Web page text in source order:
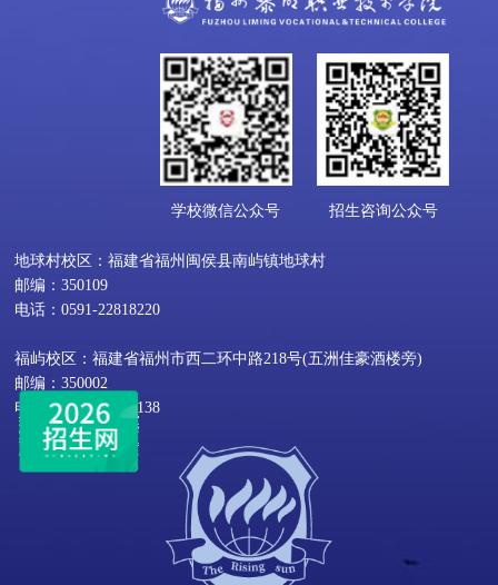
学校微信公众号 招生咨询公众号
地球村校区：福建省福州闽侯县南屿镇地球村
邮编：350109
电话：0591-22818220
福屿校区：福建省福州市西二环中路218号(五洲佳豪酒楼旁)
邮编：350002
电话：0591-22800138